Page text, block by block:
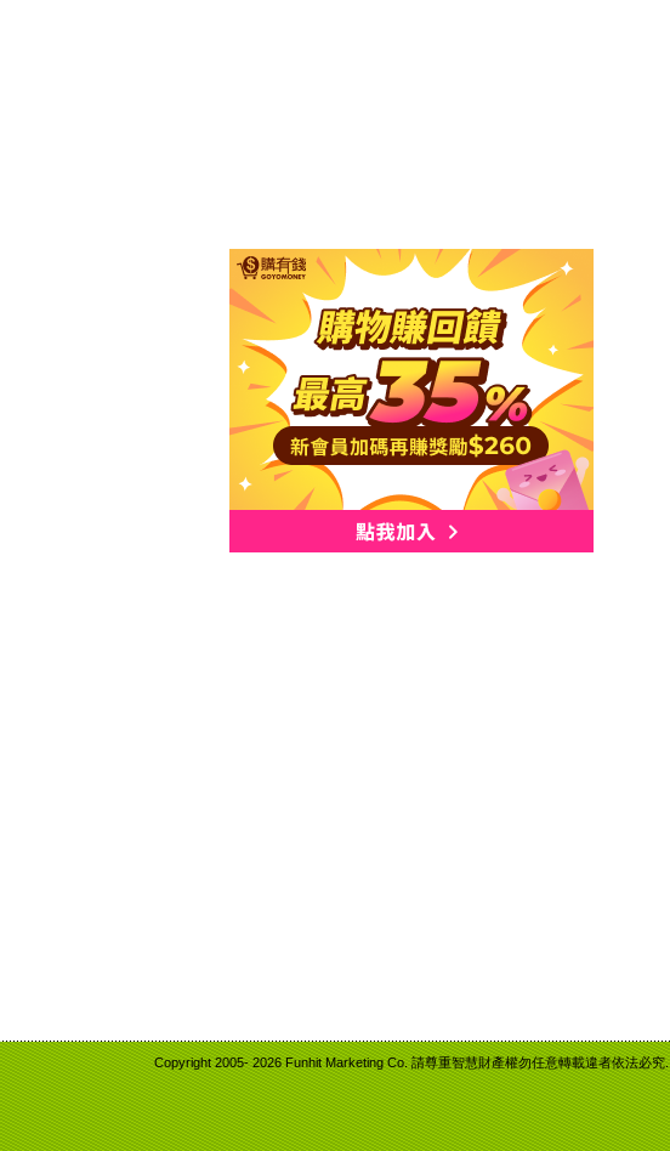
Copyright 2005-2026 Funhit Marketing Co. 請尊重智慧財產權勿任意轉載違者依法必究.